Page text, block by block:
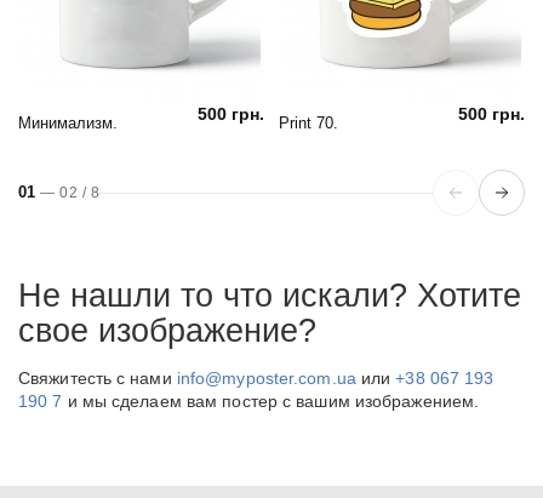
Минимализм. 500 грн. Print 70. 500 грн.
01 —02 / 8
Не нашли то что искали? Хотите
свое изображение?
Свяжитесть с нами info@myposter.com.ua или+38 067 193
190 7 и мы сделаем вам постер с вашим изображением.